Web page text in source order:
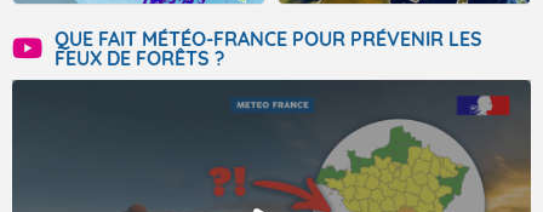
QUE FAIT MÉTÉO-FRANCE POUR PRÉVENIR LES
FEUX DE FORÊTS ?